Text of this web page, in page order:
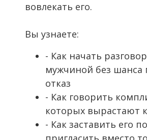
вовлекать его.
Вы узнаете:
- Как начать
мужчиной без шанса
отказ
- Как говорить
которых вырастают
- Как заставить его